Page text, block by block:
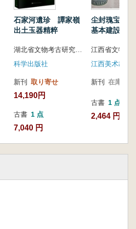
石家河遺珍 譚家嶺
出土玉器精粹
科学出版社
新刊 取り寄せ
14,190円
古書 1 点
7,040 円
尘封瑰宝 : 江
基本建設出
江西美术出版
新刊 在庫なし
古書 1 点
2,464 円